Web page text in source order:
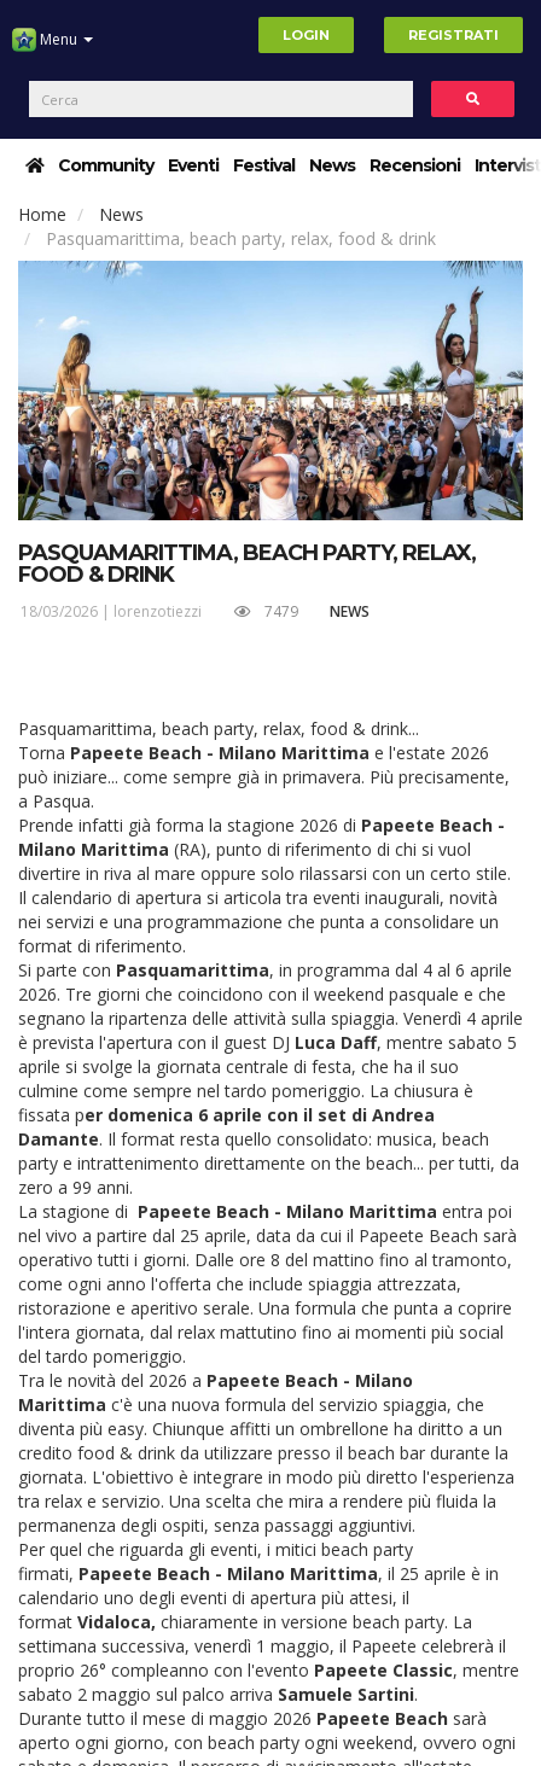
Menu LOGIN REGISTRATI
Community Eventi Festival News Recensioni
Home
News
Pasquamarittima, beach party, relax, food & drink
PASQUAMARITTIMA, BEACH PARTY, RELAX,
FOOD & DRINK
18/03/2026 | lorenzotiezzi 7479 NEWS
Pasquamarittima, beach party, relax, food & drink...
Torna Papeete Beach - Milano Marittima e l'estate 2026
può iniziare... come sempre già in primavera. Più precisamente,
a Pasqua.
Prende infatti già forma la stagione 2026 di Papeete Beach -
Milano Marittima (RA), punto di riferimento di chi si vuol
divertire in riva al mare oppure solo rilassarsi con un certo stile.
Il calendario di apertura si articola tra eventi inaugurali, novità
nei servizi e una programmazione che punta a consolidare un
format di riferimento.
Si parte con Pasquamarittima, in programma dal 4 al 6 aprile
2026. Tre giorni che coincidono con il weekend pasquale e che
segnano la ripartenza delle attività sulla spiaggia. Venerdì 4 aprile
è prevista l'apertura con il guest DJ Luca Daff, mentre sabato 5
aprile si svolge la giornata centrale di festa, che ha il suo
culmine come sempre nel tardo pomeriggio. La chiusura è
fissata per domenica 6 aprile con il set di Andrea
Damante. Il format resta quello consolidato: musica, beach
party e intrattenimento direttamente on the beach... per tutti, da
zero a 99 anni.
La stagione di Papeete Beach - Milano Marittima entra poi
nel vivo a partire dal 25 aprile, data da cui il Papeete Beach sarà
operativo tutti i giorni. Dalle ore 8 del mattino fino al tramonto,
come ogni anno l'offerta che include spiaggia attrezzata,
ristorazione e aperitivo serale. Una formula che punta a coprire
l'intera giornata, dal relax mattutino fino ai momenti più social
del tardo pomeriggio.
Tra le novità del 2026 a Papeete Beach - Milano
Marittima c'è una nuova formula del servizio spiaggia, che
diventa più easy. Chiunque affitti un ombrellone ha diritto a un
credito food & drink da utilizzare presso il beach bar durante la
giornata. L'obiettivo è integrare in modo più diretto l'esperienza
tra relax e servizio. Una scelta che mira a rendere più fluida la
permanenza degli ospiti, senza passaggi aggiuntivi.
Per quel che riguarda gli eventi, i mitici beach party
firmati, Papeete Beach - Milano Marittima, il 25 aprile è in
calendario uno degli eventi di apertura più attesi, il
format Vidaloca, chiaramente in versione beach party. La
settimana successiva, venerdì 1 maggio, il Papeete celebrerà il
proprio 26° compleanno con l'evento Papeete Classic, mentre
sabato 2 maggio sul palco arriva Samuele Sartini.
Durante tutto il mese di maggio 2026 Papeete Beach sarà
aperto ogni giorno, con beach party ogni weekend, ovvero ogni